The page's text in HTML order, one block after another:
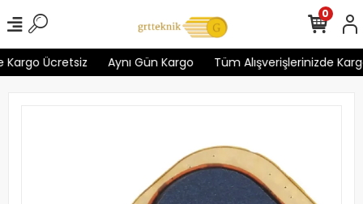
Ücretsiz Aynı Gün Kargo Tüm Alışverişlerinizde
0